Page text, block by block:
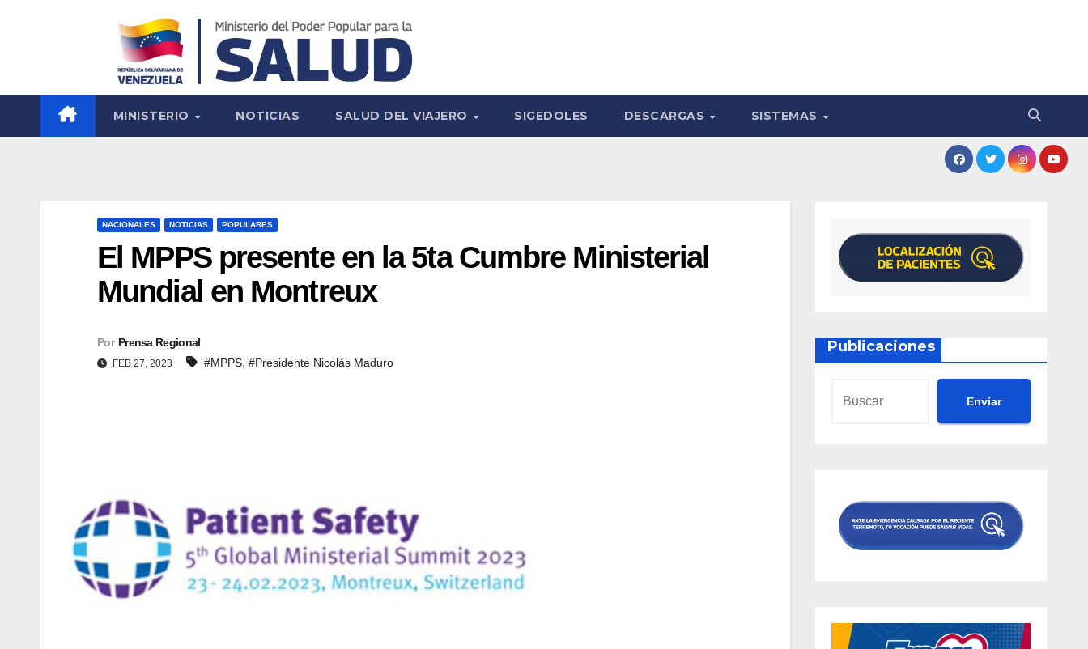
MINISTERIO NOTICIAS SALUD DEL VIAJERO SIGEDOLES DESCARGAS SISTEMAS
NACIONALES NOTICIAS POPULARES
El MPPS presente en la 5ta Cumbre Ministerial
Mundial en Montreux
Por Prensa Regional
FEB 27, 2023 #MPPS, #Presidente Nicolás Maduro
Publicaciones
Envíar